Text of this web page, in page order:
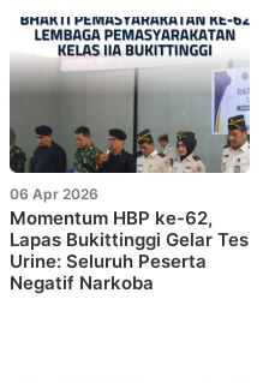
06 Apr 2026
Momentum HBP ke-62,
Lapas Bukittinggi Gelar Tes
Urine: Seluruh Peserta
Negatif Narkoba